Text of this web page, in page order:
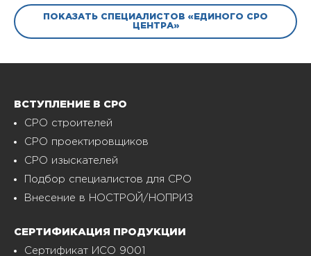
ПОКАЗАТЬ СПЕЦИАЛИСТОВ «ЕДИНОГО СРО
ЦЕНТРА»
ВСТУПЛЕНИЕ В СРО
СРО строителей
СРО проектировщиков
СРО изыскателей
Подбор специалистов для СРО
Внесение в НОСТРОЙ/НОПРИЗ
СЕРТИФИКАЦИЯ ПРОДУКЦИИ
Сертификат ИСО 9001